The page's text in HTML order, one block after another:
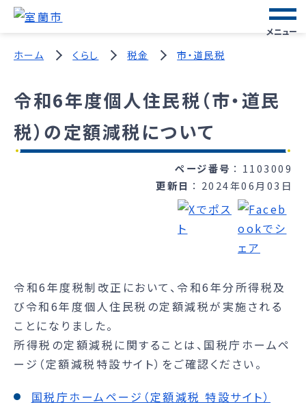
メニュー
ホーム くらし 税金 市・道民税
令和6年度個人住民税（市・道民
税）の定額減税について
ページ番号
1103009
更新日
2024年06月03日
令和6年度税制改正において、令和6年分所得税及
び令和6年度個人住民税の定額減税が実施される
ことになりました。
所得税の定額減税に関することは、国税庁ホームペ
ージ（定額減税特設サイト）をご確認ください。
国税庁ホームページ（定額減税 特設サイト）